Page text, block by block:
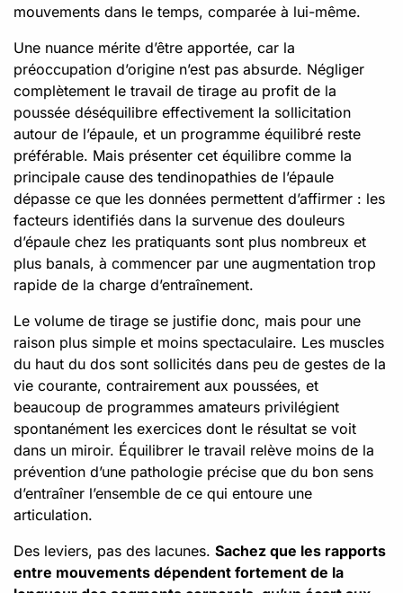
mouvements dans le temps, comparée à lui-même.
Une nuance mérite d’être apportée, car la
préoccupation d’origine n’est pas absurde. Négliger
complètement le travail de tirage au profit de la
poussée déséquilibre effectivement la sollicitation
autour de l’épaule, et un programme équilibré reste
préférable. Mais présenter cet équilibre comme la
principale cause des tendinopathies de l’épaule
dépasse ce que les données permettent d’affirmer : les
facteurs identifiés dans la survenue des douleurs
d’épaule chez les pratiquants sont plus nombreux et
plus banals, à commencer par une augmentation trop
rapide de la charge d’entraînement.
Le volume de tirage se justifie donc, mais pour une
raison plus simple et moins spectaculaire. Les muscles
du haut du dos sont sollicités dans peu de gestes de la
vie courante, contrairement aux poussées, et
beaucoup de programmes amateurs privilégient
spontanément les exercices dont le résultat se voit
dans un miroir. Équilibrer le travail relève moins de la
prévention d’une pathologie précise que du bon sens
d’entraîner l’ensemble de ce qui entoure une
articulation.
Des leviers, pas des lacunes. Sachez que les rapports
entre mouvements dépendent fortement de la